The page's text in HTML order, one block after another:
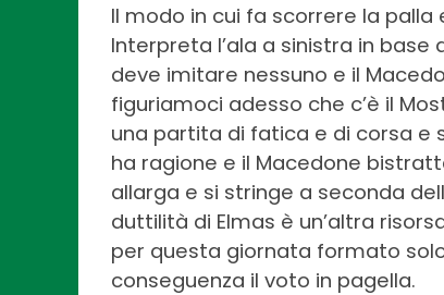
Il modo in cui fa scorrere la
Interpreta l’ala a sinistra in
deve imitare nessuno e il
figuriamoci adesso che c’è il
una partita di fatica e di corsa e
ha ragione e il Macedone
allarga e si stringe a seconda
duttilità di Elmas è un’altra
per questa giornata formato
conseguenza il voto in pagella.